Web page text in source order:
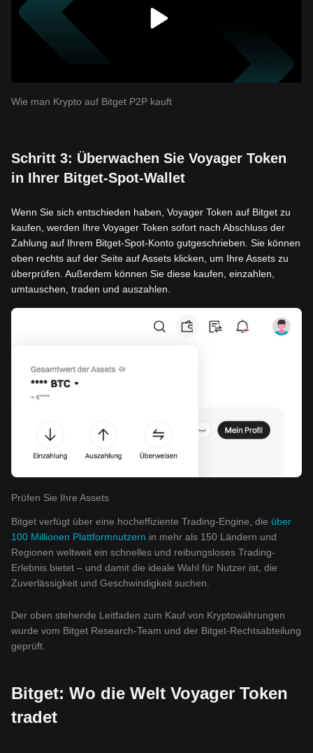
Wie man Krypto auf Bitget P2P kauft
Schritt 3: Überwachen Sie Voyager Token
in Ihrer Bitget-Spot-Wallet
Wenn Sie sich entschieden haben, Voyager Token auf Bitget zu
kaufen, werden Ihre Voyager Token sofort nach Abschluss der
Zahlung auf Ihrem Bitget-Spot-Konto gutgeschrieben. Sie können
oben rechts auf der Seite auf Assets klicken, um Ihre Assets zu
überprüfen. Außerdem können Sie diese kaufen, einzahlen,
umtauschen, traden und auszahlen.
Prüfen Sie Ihre Assets
Bitget verfügt über eine hocheffiziente Trading-Engine, die über
100 Millionen Plattformnutzern in mehr als 150 Ländern und
Regionen weltweit ein schnelles und reibungsloses Trading-
Erlebnis bietet – und damit die ideale Wahl für Nutzer ist, die
Zuverlässigkeit und Geschwindigkeit suchen.
Der oben stehende Leitfaden zum Kauf von Kryptowährungen
wurde vom Bitget Research-Team und der Bitget-Rechtsabteilung
geprüft.
Bitget: Wo die Welt Voyager Token
tradet